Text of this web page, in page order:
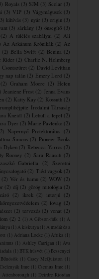
Royals (3) SJM (3) Scolar (3)
(3) VIP (3) Vágymágusok (3)
kihívás (3) nyár (3) origin (3)
(3) sárkány (3) önsegítő (3)
(2) A túlélés szabályai (2) Ali
Az Arkánum Krónikák (2) Az
(2) Bella Swift (2) Benina (2)
Rider (2) Charlie N. Holmberg
Csontszüret (2) David Levithan
nap talán (2) Emery Lord (2)
(2) Graham Moore (2) Helen
Jeaniene Frost (2) Jenna Evans
(2) Katty Kay (2) Kossuth (2)
​Irodalmi Társaság
Kneidl (2) Lehull a lepel (2)
Dyer (2) Marie Pavlenko (2)
Napernyő Protektorátus (2)
Simons (2) Pioneer Books
Dyken (2) Rebecca Yarros (2)
Rooney (2) Sara Raasch (2)
Gabriella (2)
Szeretni
(2) Tiéd vagyok (2)
(2) Vér és hamu (2) WOW (2)
(2) díj (2) görög mitológia (2)
(2) ikrek (2) interjú (2)
környezetvédelem (2) lovag (2)
(2) tervezés (2) vonat (2)
(2) 2 (1) A Gibson-fiúk (1) A
(1) A kiskutya (1) A madár és a
(1) Adriana Locke (1) Afrika
(1)
(1) Ashley Carrigan (1) Ava
(1) BTK húsvét (1) Bessenyei
Bűnösök (1) Casey McQuiston
(1)
Cselenyák Imre (1) Csernus Imre
(1)
Attenborough (1) Deirdre Riordan